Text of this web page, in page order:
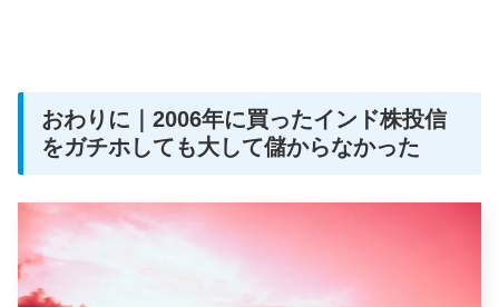
おわりに｜2006年に買ったインド株投信
をガチホしても大して儲からなかった